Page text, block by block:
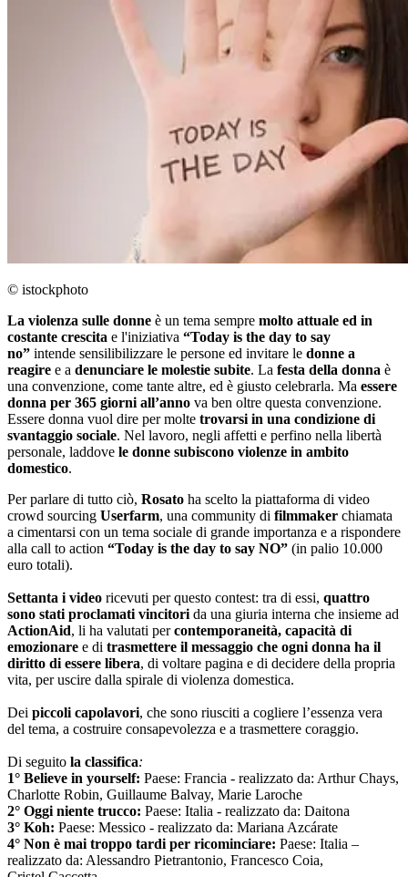
© istockphoto
La violenza sulle donne è un tema sempre molto attuale ed in
costante crescita e l'iniziativa “Today is the day to say
no” intende sensilibilizzare le persone ed invitare le donne a
reagire e a denunciare le molestie subite. La festa della donna è
una convenzione, come tante altre, ed è giusto celebrarla. Ma essere
donna per 365 giorni all’anno va ben oltre questa convenzione.
Essere donna vuol dire per molte trovarsi in una condizione di
svantaggio sociale. Nel lavoro, negli affetti e perfino nella libertà
personale, laddove le donne subiscono violenze in ambito
domestico.
Per parlare di tutto ciò, Rosato ha scelto la piattaforma di video
crowd sourcing Userfarm, una community di filmmaker chiamata
a cimentarsi con un tema sociale di grande importanza e a rispondere
alla call to action “Today is the day to say NO” (in palio 10.000
euro totali).
Settanta i video ricevuti per questo contest: tra di essi, quattro
sono stati proclamati vincitori da una giuria interna che insieme ad
ActionAid, li ha valutati percontemporaneità, capacità di
emozionare e di trasmettere il messaggio che ogni donna ha il
diritto di essere libera, di voltare pagina e di decidere della propria
vita, per uscire dalla spirale di violenza domestica.
Dei piccoli capolavori, che sono riusciti a cogliere l’essenza vera
del tema, a costruire consapevolezza e a trasmettere coraggio.
Di seguito la classifica:
1° Believe in yourself: Paese: Francia - realizzato da: Arthur Chays,
Charlotte Robin, Guillaume Balvay, Marie Laroche
2° Oggi niente trucco: Paese: Italia - realizzato da: Daitona
3° Koh: Paese: Messico - realizzato da: Mariana Azcárate
4° Non è mai troppo tardi per ricominciare: Paese: Italia –
realizzato da: Alessandro Pietrantonio, Francesco Coia,